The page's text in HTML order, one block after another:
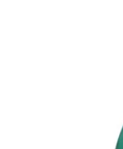
supporto 0 in